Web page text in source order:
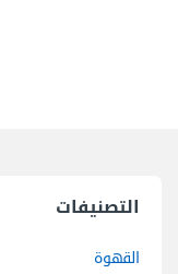
التصنيفات
القهوة